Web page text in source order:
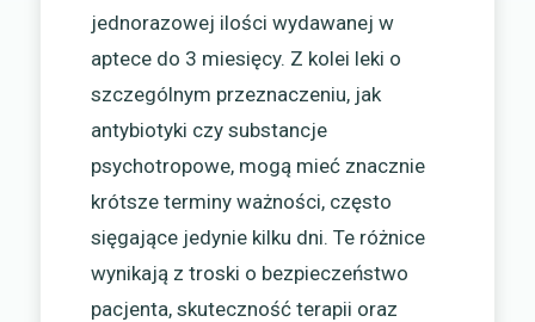
jednorazowej ilości wydawanej w
aptece do 3 miesięcy. Z kolei leki o
szczególnym przeznaczeniu, jak
antybiotyki czy substancje
psychotropowe, mogą mieć znacznie
krótsze terminy ważności, często
sięgające jedynie kilku dni. Te różnice
wynikają z troski o bezpieczeństwo
pacjenta, skuteczność terapii oraz